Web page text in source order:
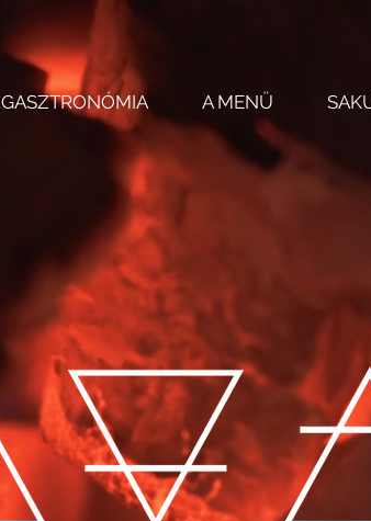
GASZTRONÓMIA A MENÜ